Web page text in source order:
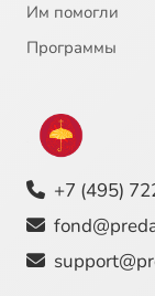
Им помогли
Программы
+7 (495)